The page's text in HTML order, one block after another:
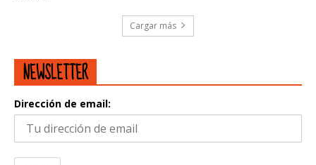
Cargar más
NEWSLETTER
Dirección de email: